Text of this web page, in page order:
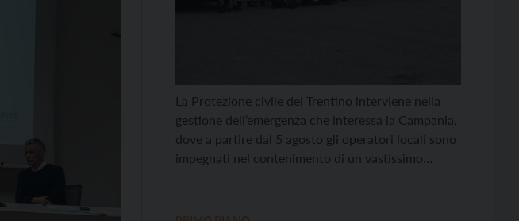
La Protezione civile del Trentino interviene nella
gestione dell’emergenza che interessa la Campania,
dove a partire dal 5 agosto gli operatori locali sono
impegnati nel contenimento di un vastissimo